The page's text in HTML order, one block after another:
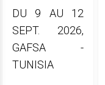
DU 9 AU 12
SEPT. 2026,
GAFSA -
TUNISIA